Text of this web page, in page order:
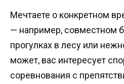
Мечтаете о конкретном
— например, совместном
прогулках в лесу или
может, вас интересует
соревнования с